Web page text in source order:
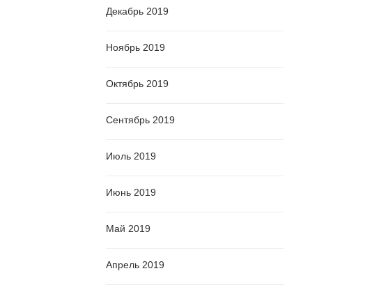
Декабрь 2019
Ноябрь 2019
Октябрь 2019
Сентябрь 2019
Июль 2019
Июнь 2019
Май 2019
Апрель 2019